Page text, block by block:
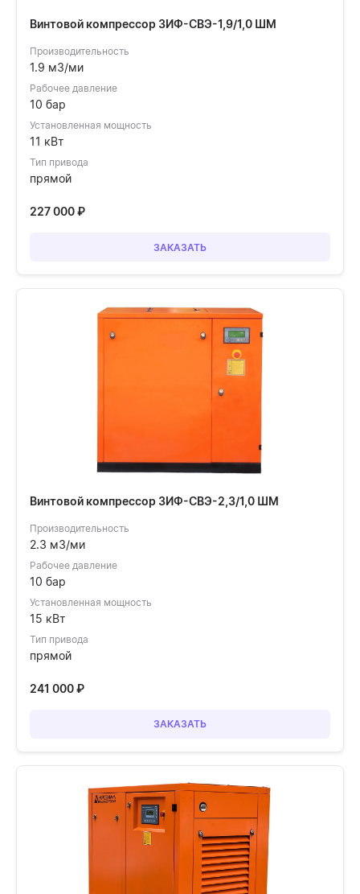
Винтовой компрессор ЗИФ-СВЭ-1,9/1,0 ШМ
Производительность
1.9 м3/ми
Рабочее давление
10 бар
Установленная мощность
11 кВт
Тип привода
прямой
227 000₽
ЗАКАЗАТЬ
Винтовой компрессор ЗИФ-СВЭ-2,3/1,0 ШМ
Производительность
2.3 м3/ми
Рабочее давление
10 бар
Установленная мощность
15 кВт
Тип привода
прямой
241 000₽
ЗАКАЗАТЬ